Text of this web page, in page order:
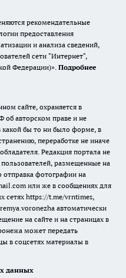
рекомендательные
предоставления
и анализа сведений,
сети "Интернет",
Федерации)». Подробнее
сайте, охраняется в
об авторском праве и не
бы то ни было форме, в
переработке не иначе
Редакция портала не
размещенные на
отправка фотографии на
или же в сообщениях для
сетях https://t.me/vrntimes,
автоматически
на сайте и на страницах в
может передать
в соцсетях материалы в
данных